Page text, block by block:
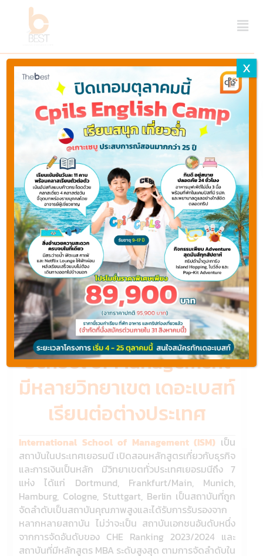
Last updated July 20, 2023 ago byWebmaster
Thebest
Share Favorite Print
เรียนต่อเยอรมนี สถาบัน
เปิดสอนหลักสูตรทางธุรกิจ
ชั้นนำ International
School of Management
มีหลายวิทยาเขต เดอะเบสท์
เรียนต่อต่างประเทศ
International School of Management (ISM) เป็น
สถาบันในประเทศเยอรมนี เปิดสอนหลักสูตรเกี่ยวกับธุรกิจ
และการเงินเป็นหลัก มีวิทยาเขตทั่วประเทศเยอรมนีถึง 7
แห่ง ได้แก่ Dortmund, Frankfurt/Main, Munich,
Hamburg, Cologne, Stuttgart, Berlin เป็นสถาบันที่ถูก
จัดลำดับเป็นสถาบันคุณภาพสูงและได้รับการรับรองจาก
หลากหลายสถาบัน ไม่ว่าจะเป็น สถาบันเอกชนอันดับหนึ่ง
จากการจัดอันดับของ CHE Ranking 2023/2024 และ
สถาบันที่มีหลักสูตร MBA ระดับสูงสุด ตามการจัดลำดับใน
X